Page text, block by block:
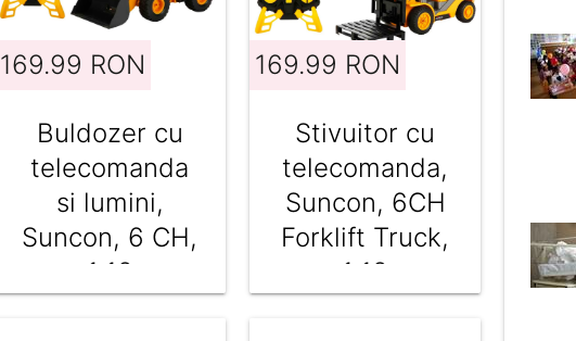
169.99 RON
Buldozer cu
telecomanda
si lumini,
Suncon, 6 CH,
1:18
169.99 RON
Stivuitor cu
telecomanda,
Suncon, 6CH
Forklift Truck,
1:18